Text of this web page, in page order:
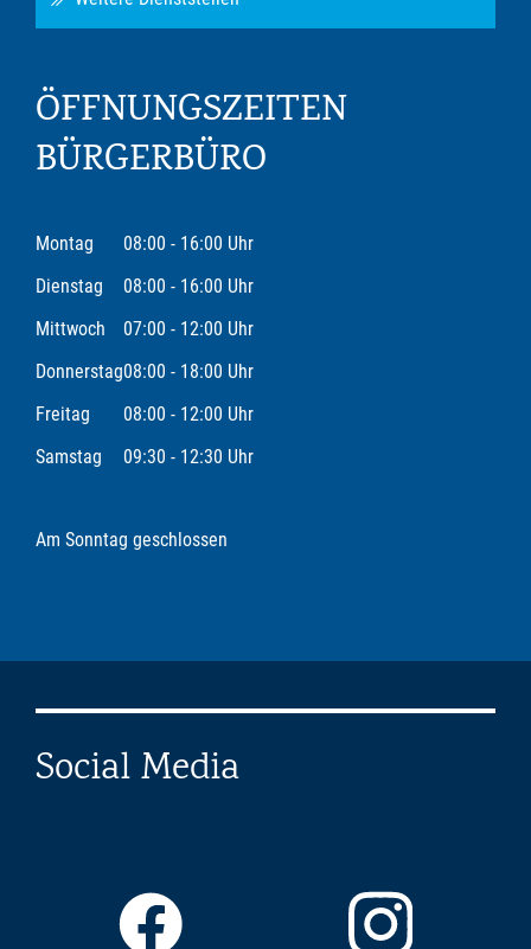
ÖFFNUNGSZEITEN
BÜRGERBÜRO
Montag
08:00 - 16:00 Uhr
Dienstag
08:00 - 16:00 Uhr
Mittwoch
07:00 - 12:00 Uhr
Donnerstag08:00 - 18:00 Uhr
Freitag
08:00 - 12:00 Uhr
Samstag
09:30 - 12:30 Uhr
Am Sonntag geschlossen
Social Media